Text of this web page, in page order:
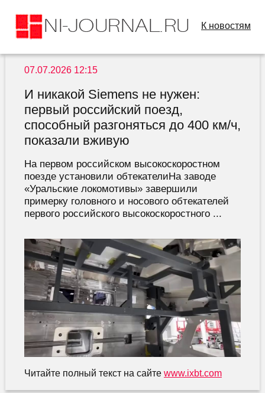
К новостям
07.07.2026 12:15
И никакой Siemens не нужен:
первый российский поезд,
способный разгоняться до 400 км/ч,
показали вживую
На первом российском высокоскоростном
поезде установили обтекателиНа заводе
«Уральские локомотивы» завершили
примерку головного и носового обтекателей
первого российского высокоскоростного ...
Читайте полный текст на сайте www.ixbt.com